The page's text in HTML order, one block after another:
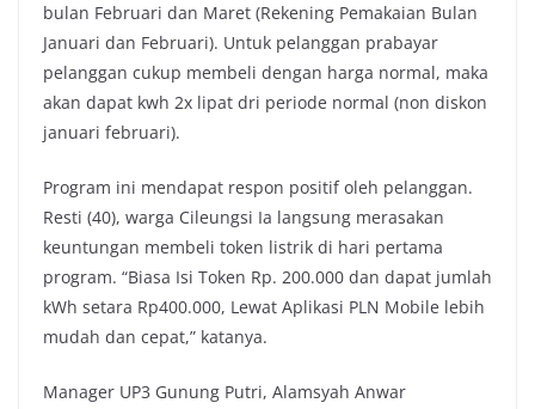
bulan Februari dan Maret (Rekening Pemakaian Bulan
Januari dan Februari). Untuk pelanggan prabayar
pelanggan cukup membeli dengan harga normal, maka
akan dapat kwh 2x lipat dri periode normal (non diskon
januari februari).
Program ini mendapat respon positif oleh pelanggan.
Resti (40), warga Cileungsi Ia langsung merasakan
keuntungan membeli token listrik di hari pertama
program. “Biasa Isi Token Rp. 200.000 dan dapat jumlah
kWh setara Rp400.000, Lewat Aplikasi PLN Mobile lebih
mudah dan cepat,” katanya.
Manager UP3 Gunung Putri, Alamsyah Anwar